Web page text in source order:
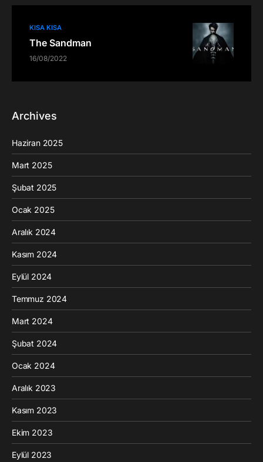
KISA KISA
The Sandman
16/08/2022
Archives
Haziran 2025
Mart 2025
Şubat 2025
Ocak 2025
Aralık 2024
Kasım 2024
Eylül 2024
Temmuz 2024
Mart 2024
Şubat 2024
Ocak 2024
Aralık 2023
Kasım 2023
Ekim 2023
Eylül 2023